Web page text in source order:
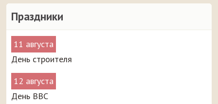
Праздники
11 августа
День строителя
12 августа
День ВВС